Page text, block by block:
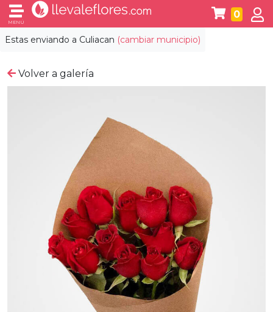
Estas enviando a Culiacan (cambiar municipio)
MENÚ
0
Volver a galería